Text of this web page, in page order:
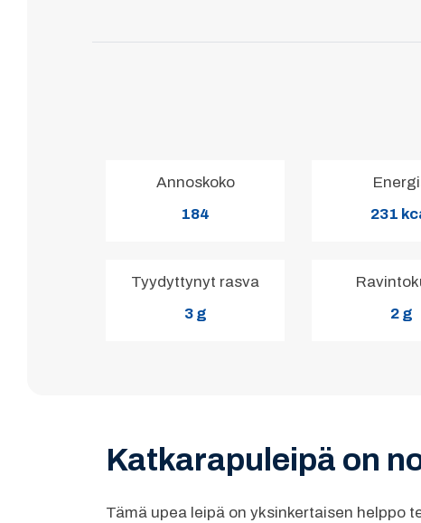
Annoskoko
184
231
Tyydyttynyt rasva
3 g
2 g
Katkarapuleipä on
Tämä upea leipä on yksinkertaisen helppo